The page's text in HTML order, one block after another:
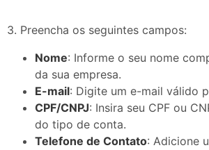
3. Preencha os seguintes campos:
Nome: Informe o seu nome
da sua empresa.
E-mail: Digite um e-mail válido
CPF/CNPJ: Insira seu CPF ou
do tipo de conta.
Telefone de Contato: Adicione